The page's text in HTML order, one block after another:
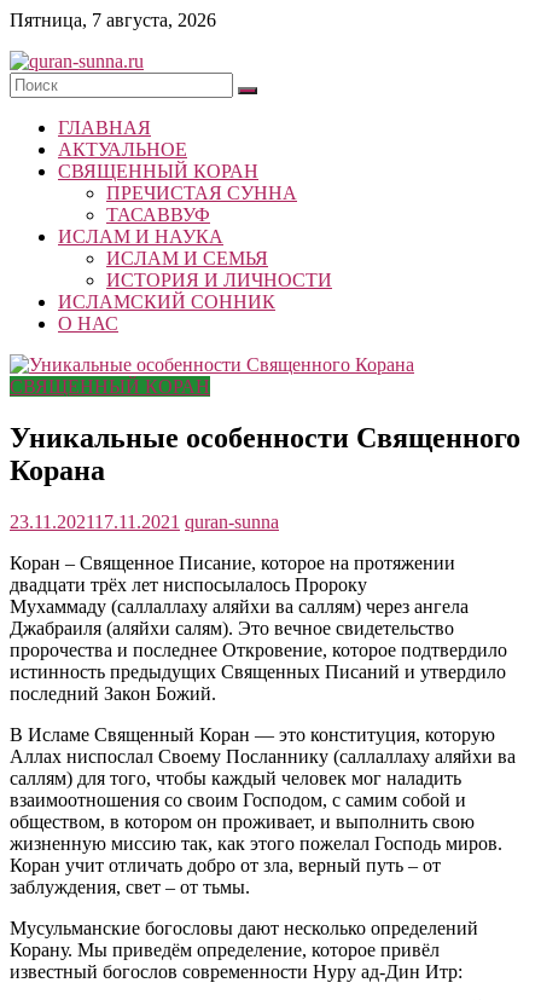
Skip
content
Пятница, 7 августа, 2026
quran-
sunna.ru
«Центр
исследований
Республики
Татарстан
ГЛАВНАЯ
АКТУАЛЬНОЕ
СВЯЩЕННЫЙ КОРАН
ПРЕЧИСТАЯ СУННА
ТАСАВВУФ
ИСЛАМ И НАУКА
ИСЛАМ И СЕМЬЯ
ИСТОРИЯ И ЛИЧНОСТИ
ИСЛАМСКИЙ СОННИК
О НАС
СВЯЩЕННЫЙ КОРАН
Уникальные особенности Священного
Корана
23.11.202117.11.2021 quran-sunna
Коран – Священное Писание, которое на протяжении
двадцати трёх лет ниспосылалось Пророку
Мухаммаду
(саллаллаху аляйхи ва саллям) через ангела
Джабраиля (аляйхи салям). Это вечное свидетельство
пророчества и последнее Откровение, которое подтвердило
истинность предыдущих Священных Писаний и утвердило
последний Закон Божий.
В Исламе Священный Коран — это конституция, которую
Аллах ниспослал Своему Посланнику (саллаллаху аляйхи ва
саллям) для того, чтобы каждый человек мог наладить
взаимоотношения со своим Господом, с самим собой и
обществом, в котором он проживает, и выполнить свою
жизненную миссию так, как этого пожелал Господь миров.
Коран учит отличать добро от зла, верный путь – от
заблуждения, свет – от тьмы.
Мусульманские богословы дают несколько определений
Корану. Мы приведём определение, которое привёл
известный богослов современности Нуру ад-Дин Итр: